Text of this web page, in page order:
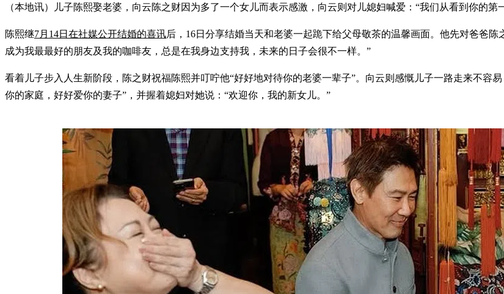
（本地讯）儿子陈熙娶老婆，向云陈之财因为多了一个女儿而表示感激，向云则对儿媳妇喊爱：“我们从看到你的第
陈熙继7月14日在社媒公开结婚的喜讯后，16日分享结婚当天和老婆一起跪下给父母敬茶的温馨画面。他先对爸爸
成为我最最好的朋友及我的咖啡友，总是在我身边支持我，未来的日子会很不一样。”
看着儿子步入人生新阶段，陈之财祝福陈熙并叮咛他“好好地对待你的老婆一辈子”。向云则感慨儿子一路走来不容
你的家庭，好好爱你的妻子”，并握着媳妇对她说：“欢迎你，我的新女儿。”